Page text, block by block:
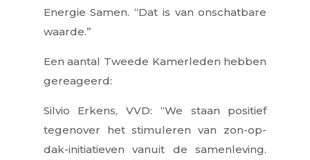
Energie Samen. “Dat is van onschatbare
waarde.”
Een aantal Tweede Kamerleden hebben
gereageerd:
Silvio Erkens, VVD: “We staan positief
tegenover het stimuleren van zon-op-
dak-initiatieven vanuit de samenleving.